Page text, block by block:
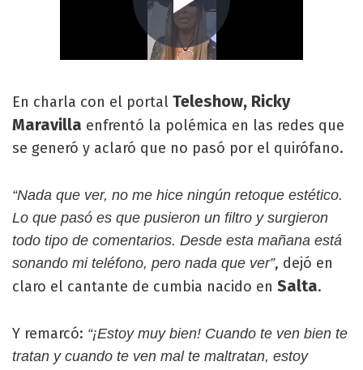
En charla con el portal Teleshow, Ricky
Maravilla enfrentó la polémica en las redes que
se generó y aclaró que no pasó por el quirófano.
“Nada que ver, no me hice ningún retoque estético.
Lo que pasó es que pusieron un filtro y surgieron
todo tipo de comentarios. Desde esta mañana está
sonando mi teléfono, pero nada que ver”, dejó en
claro el cantante de cumbia nacido en Salta.
Y remarcó: “¡Estoy muy bien! Cuando te ven bien te
tratan y cuando te ven mal te maltratan, estoy